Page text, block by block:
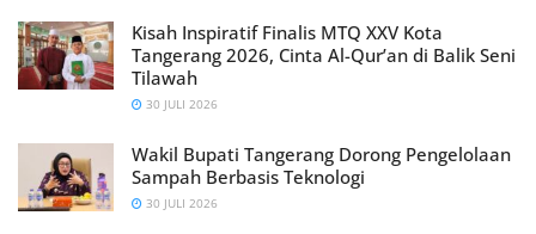
Kisah Inspiratif Finalis MTQ XXV Kota
Tangerang 2026, Cinta Al-Qur’an di Balik Seni
Tilawah
30 JULI 2026
Wakil Bupati Tangerang Dorong Pengelolaan
Sampah Berbasis Teknologi
30 JULI 2026